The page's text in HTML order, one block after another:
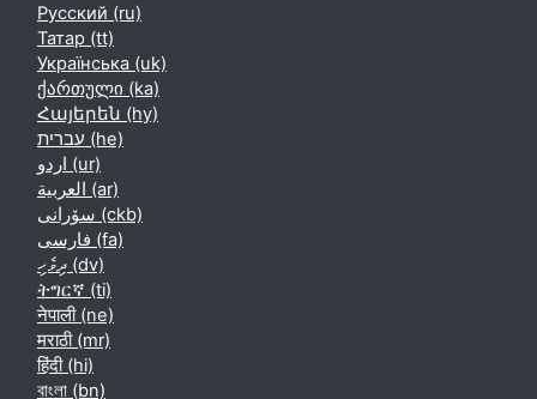
Русский ‎(ru)‎
Татар ‎(tt)‎
Українська ‎(uk)‎
ქართული ‎(ka)‎
Հայերեն ‎(hy)‎
עברית ‎(he)‎
اردو ‎(ur)‎
العربية ‎(ar)‎
سۆرانی ‎(ckb)‎
فارسی ‎(fa)‎
ދިވެހި ‎(dv)‎
ትግርኛ ‎(ti)‎
नेपाली ‎(ne)‎
मराठी ‎(mr)‎
हिंदी ‎(hi)‎
বাংলা ‎(bn)‎